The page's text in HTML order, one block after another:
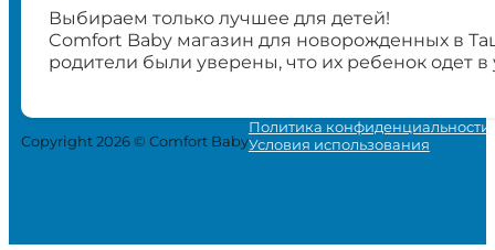
Выбираем только лучшее для детей!
Comfort Baby магазин для новорожденных в
родители были уверены, что их ребенок одет
Copyright 2026 © Comfort Baby
Политика конфиденциальности
Условия использования